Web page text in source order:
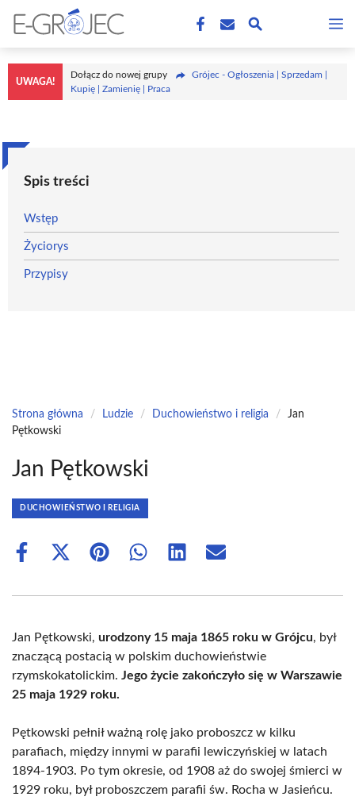
treści
UWAGA!
Dołącz do nowej grupy
Grójec - Ogłoszenia | Sprzedam |
Kupię | Zamienię | Praca
Spis treści
Wstęp
Życiorys
Przypisy
Strona główna / Ludzie / Duchowieństwo i religia /
Jan
Pętkowski
Jan Pętkowski
DUCHOWIEŃSTWO I RELIGIA
Share
Share
(Twitter)
Share Share Share Share
Jan Pętkowski, urodzony 15 maja 1865 roku w Grójcu, był
znaczącą postacią w polskim duchowieństwie
rzymskokatolickim. Jego życie zakończyło się w Warszawie
25 maja 1929 roku.
Pętkowski pełnił ważną rolę jako proboszcz w kilku
parafiach, między innymi w parafii lewiczyńskiej w latach
1894-1903. Po tym okresie, od 1908 aż do swojej śmierci w
1929 roku, był proboszczem parafii św. Rocha w Jasieńcu.